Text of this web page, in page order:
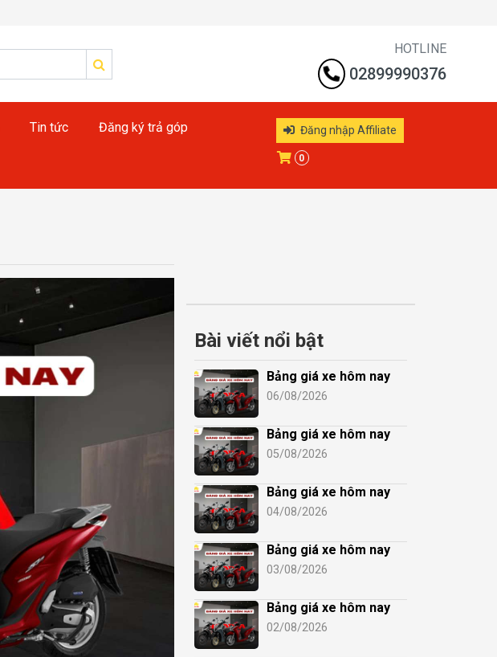
HOTLINE
02899990376
Tin tức Đăng ký trả góp Đăng nhập Affiliate
0
Bài viết nổi bật
Bảng giá xe hôm nay
06/08/2026
Bảng giá xe hôm nay
05/08/2026
Bảng giá xe hôm nay
04/08/2026
Bảng giá xe hôm nay
03/08/2026
Bảng giá xe hôm nay
02/08/2026